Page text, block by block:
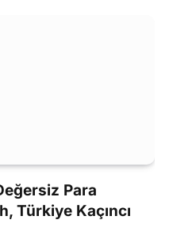
Para
Türkiye Kaçıncı